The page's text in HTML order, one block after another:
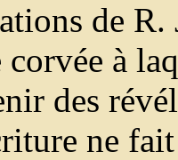
de R.
à
des
ne